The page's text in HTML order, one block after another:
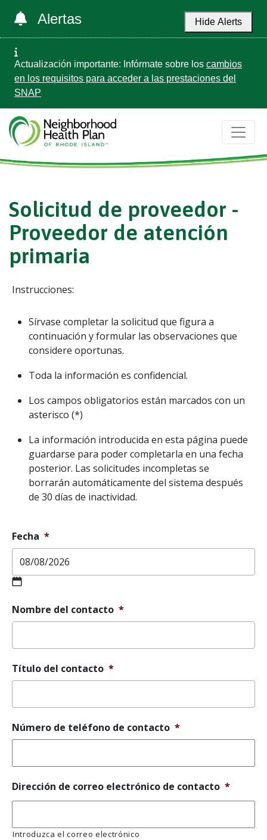
Alertas Hide Alerts
Actualización importante: Infórmate sobre los cambios
en los requisitos para acceder a las prestaciones del
SNAP
Solicitud de proveedor -
Proveedor de atención
primaria
Instrucciones:
Sírvase completar la solicitud que figura a
continuación y formular las observaciones que
considere oportunas.
Toda la información es confidencial.
Los campos obligatorios están marcados con un
asterisco (*)
La información introducida en esta página puede
guardarse para poder completarla en una fecha
posterior. Las solicitudes incompletas se
borrarán automáticamente del sistema después
de 30 días de inactividad.
Fecha *
barra
oblicua
oblicua
AAAA
Nombre del contacto *
Título del contacto *
Número de teléfono de contacto *
Dirección de correo electrónico de contacto *
Introduzca el correo electrónico